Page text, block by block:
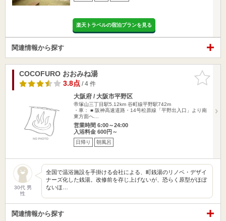
楽天トラベルの宿泊プランを見る
関連情報から探す
お気に入
りに追加
COCOFURO おおみね湯
3.8点/ 4 件
大阪府 / 大阪市平野区
帝塚山三丁目駅5.12km 谷町線平野駅742m
・車： ■ 阪神高速道路・14号松原線「平野出入口」より南
東方面へ…
営業時間 6:00～24:00
入浴料金 600円～
日帰り 朝風呂
30代 男
性
全国で温浴施設を手掛ける会社による、町銭湯のリノベ・デザイ
ナーズ化した銭湯。改修前を存じ上げないが、恐らく原型がほぼ
ないほ…
関連情報から探す